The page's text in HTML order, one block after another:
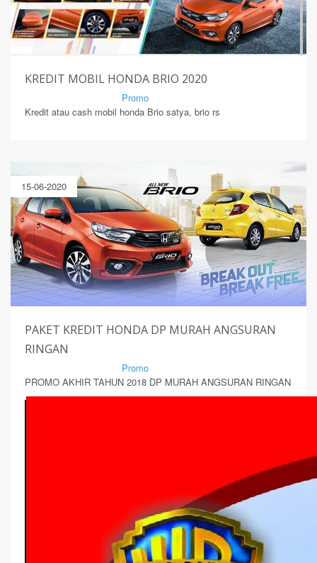
KREDIT MOBIL HONDA BRIO 2020
Promo
Kredit atau cash mobil honda Brio satya, brio rs
15-06-2020
PAKET KREDIT HONDA DP MURAH ANGSURAN
RINGAN
Promo
PROMO AKHIR TAHUN 2018 DP MURAH ANGSURAN RINGAN